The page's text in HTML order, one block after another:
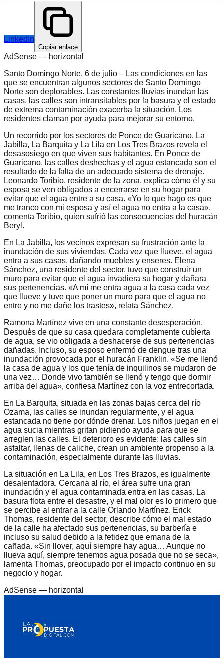
LinkedIn
Copiar enlace
AdSense — horizontal
Santo Domingo Norte, 6 de julio – Las condiciones en las
que se encuentran algunos sectores de Santo Domingo
Norte son deplorables. Las constantes lluvias inundan las
casas, las calles son intransitables por la basura y el estado
de extrema contaminación exacerba la situación. Los
residentes claman por ayuda para mejorar su entorno.
Un recorrido por los sectores de Ponce de Guaricano, La
Jabilla, La Barquita y La Lila en Los Tres Brazos revela el
desasosiego en que viven sus habitantes. En Ponce de
Guaricano, las calles deshechas y el agua estancada son el
resultado de la falta de un adecuado sistema de drenaje.
Leonardo Toribio, residente de la zona, explica cómo él y su
esposa se ven obligados a encerrarse en su hogar para
evitar que el agua entre a su casa. «Yo lo que hago es que
me tranco con mi esposa y así el agua no entra a la casa»,
comenta Toribio, quien sufrió las consecuencias del huracán
Beryl.
En La Jabilla, los vecinos expresan su frustración ante la
inundación de sus viviendas. Cada vez que llueve, el agua
entra a sus casas, dañando muebles y enseres. Elena
Sánchez, una residente del sector, tuvo que construir un
muro para evitar que el agua invadiera su hogar y dañara
sus pertenencias. «A mí me entra agua a la casa cada vez
que llueve y tuve que poner un muro para que el agua no
entre y no me dañe los trastes», relata Sánchez.
Ramona Martínez vive en una constante desesperación.
Después de que su casa quedara completamente cubierta
de agua, se vio obligada a deshacerse de sus pertenencias
dañadas. Incluso, su esposo enfermó de dengue tras una
inundación provocada por el huracán Franklin. «Se me llenó
la casa de agua y los que tenía de inquilinos se mudaron de
una vez… Donde vivo también se llenó y tengo que dormir
arriba del agua», confiesa Martínez con la voz entrecortada.
En La Barquita, situada en las zonas bajas cerca del río
Ozama, las calles se inundan regularmente, y el agua
estancada no tiene por dónde drenar. Los niños juegan en el
agua sucia mientras gritan pidiendo ayuda para que se
arreglen las calles. El deterioro es evidente: las calles sin
asfaltar, llenas de caliche, crean un ambiente propenso a la
contaminación, especialmente durante las lluvias.
La situación en La Lila, en Los Tres Brazos, es igualmente
desalentadora. Cercana al río, el área sufre una gran
inundación y el agua contaminada entra en las casas. La
basura flota entre el desastre, y el mal olor es lo primero que
se percibe al entrar a la calle Orlando Martínez. Erick
Thomas, residente del sector, describe cómo el mal estado
de la calle ha afectado sus pertenencias, su barbería e
incluso su salud debido a la fetidez que emana de la
cañada. «Sin llover, aquí siempre hay agua… Aunque no
llueva aquí, siempre tenemos agua posada que no se seca»,
lamenta Thomas, preocupado por el impacto continuo en su
negocio y hogar.
AdSense — horizontal